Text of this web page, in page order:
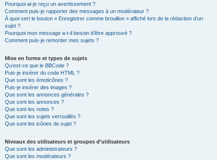
Pourquoi ai-je reçu un avertissement ?
Comment puis-je rapporter des messages à un modérateur ?
À quoi sert le bouton « Enregistrer comme brouillon » affiché lors de la rédaction d’un
sujet ?
Pourquoi mon message a-t-il besoin d’être approuvé ?
Comment puis-je remonter mes sujets ?
Mise en forme et types de sujets
Qu’est-ce que le BBCode ?
Puis-je insérer du code HTML ?
Que sont les émoticônes ?
Puis-je insérer des images ?
Que sont les annonces générales ?
Que sont les annonces ?
Que sont les notes ?
Que sont les sujets verrouillés ?
Que sont les icônes de sujet ?
Niveaux des utilisateurs et groupes d’utilisateurs
Que sont les administrateurs ?
Que sont les modérateurs ?